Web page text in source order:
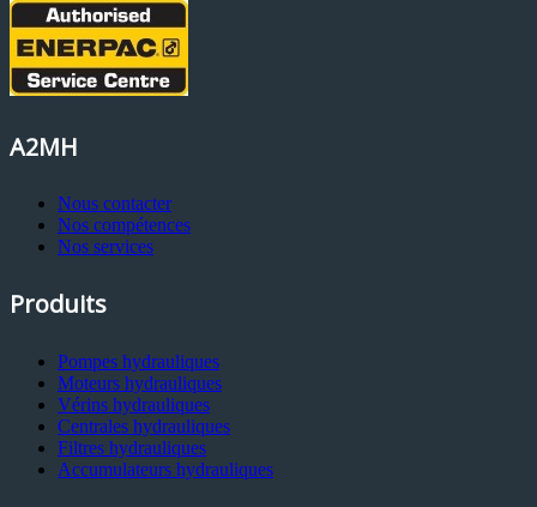
A2MH
Nous contacter
Nos compétences
Nos services
Produits
Pompes hydrauliques
Moteurs hydrauliques
Vérins hydrauliques
Centrales hydrauliques
Filtres hydrauliques
Accumulateurs hydrauliques